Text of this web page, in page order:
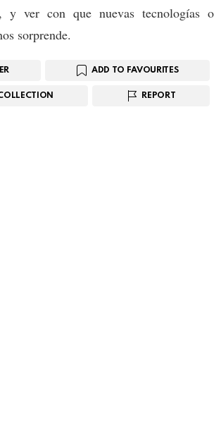
y ver con que nuevas tecnologías o
sorprende.
ADD TO FAVOURITES
REPORT